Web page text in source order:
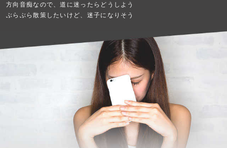
方向音痴なので、道に迷ったらどうしよう
ぶらぶら散策したいけど、迷子になりそう